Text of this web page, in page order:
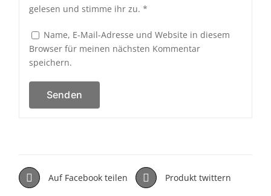
gelesen und stimme ihr zu. *
Name, E-Mail-Adresse und Website in diesem
Browser für meinen nächsten Kommentar
speichern.
Auf Facebook teilen Produkt twittern